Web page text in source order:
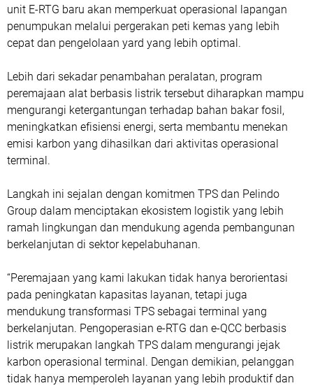
unit E-RTG baru akan memperkuat operasional lapangan
penumpukan melalui pergerakan peti kemas yang lebih
cepat dan pengelolaan yard yang lebih optimal.
Lebih dari sekadar penambahan peralatan, program
peremajaan alat berbasis listrik tersebut diharapkan mampu
mengurangi ketergantungan terhadap bahan bakar fosil,
meningkatkan efisiensi energi, serta membantu menekan
emisi karbon yang dihasilkan dari aktivitas operasional
terminal.
Langkah ini sejalan dengan komitmen TPS dan Pelindo
Group dalam menciptakan ekosistem logistik yang lebih
ramah lingkungan dan mendukung agenda pembangunan
berkelanjutan di sektor kepelabuhanan.
“Peremajaan yang kami lakukan tidak hanya berorientasi
pada peningkatan kapasitas layanan, tetapi juga
mendukung transformasi TPS sebagai terminal yang
berkelanjutan. Pengoperasian e-RTG dan e-QCC berbasis
listrik merupakan langkah TPS dalam mengurangi jejak
karbon operasional terminal. Dengan demikian, pelanggan
tidak hanya memperoleh layanan yang lebih produktif dan